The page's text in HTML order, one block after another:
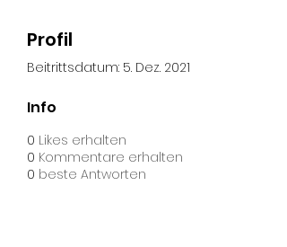
Profil
Beitrittsdatum: 5. Dez. 2021
Info
0 Likes erhalten
0 Kommentare erhalten
0 beste Antworten